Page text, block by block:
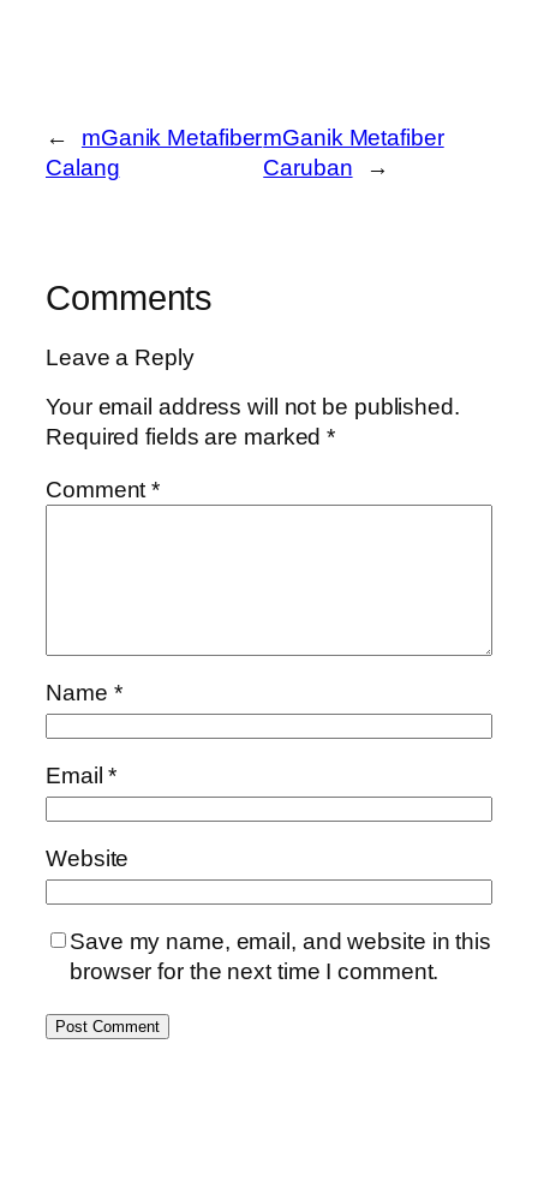
←
mGanik Metafiber
Calang
mGanik Metafiber
Caruban
→
Comments
Leave a Reply
Your email address will not be published.
Required fields are marked*
Comment*
Name *
Email*
Website
Save my name, email, and website in this
browser for the next time I comment.